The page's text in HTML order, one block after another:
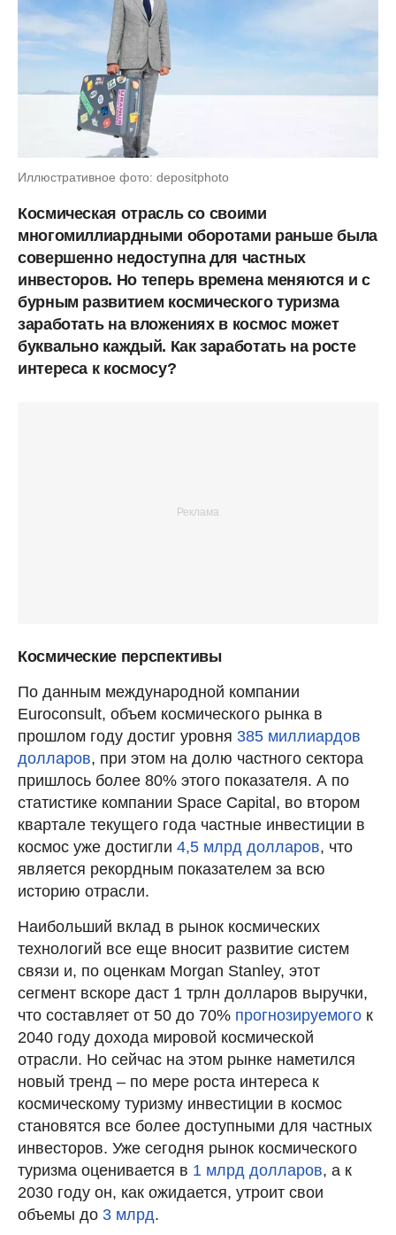
Иллюстративное фото: depositphoto
Космическая отрасль со своими
многомиллиардными оборотами раньше была
совершенно недоступна для частных
инвесторов. Но теперь времена меняются и с
бурным развитием космического туризма
заработать на вложениях в космос может
буквально каждый. Как заработать на росте
интереса к космосу?
Космические перспективы
По данным международной компании
Euroconsult, объем космического рынка в
прошлом году достиг уровня 385 миллиардов
долларов, при этом на долю частного сектора
пришлось более 80% этого показателя. А по
статистике компании Space Capital, во втором
квартале текущего года частные инвестиции в
космос уже достигли 4,5 млрд долларов, что
является рекордным показателем за всю
историю отрасли.
Наибольший вклад в рынок космических
технологий все еще вносит развитие систем
связи и, по оценкам Morgan Stanley, этот
сегмент вскоре даст 1 трлн долларов выручки,
что составляет от 50 до 70% прогнозируемого к
2040 году дохода мировой космической
отрасли. Но сейчас на этом рынке наметился
новый тренд – по мере роста интереса к
космическому туризму инвестиции в космос
становятся все более доступными для частных
инвесторов. Уже сегодня рынок космического
туризма оценивается в 1 млрд долларов, а к
2030 году он, как ожидается, утроит свои
объемы до 3 млрд.